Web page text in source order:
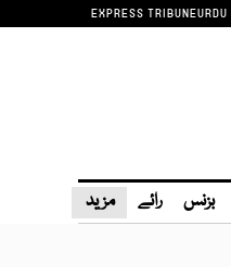
EXPRESS TRIBUNE
بزنس رائے مزید